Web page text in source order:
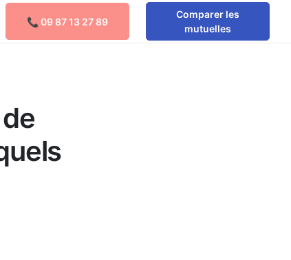
📞 09 87 13 27 89
Comparer les
mutuelles